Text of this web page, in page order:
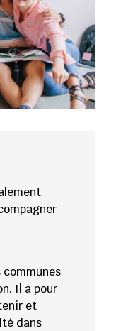
Il a pour
et
dans